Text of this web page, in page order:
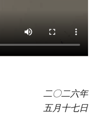
二〇二六年
五月十七日